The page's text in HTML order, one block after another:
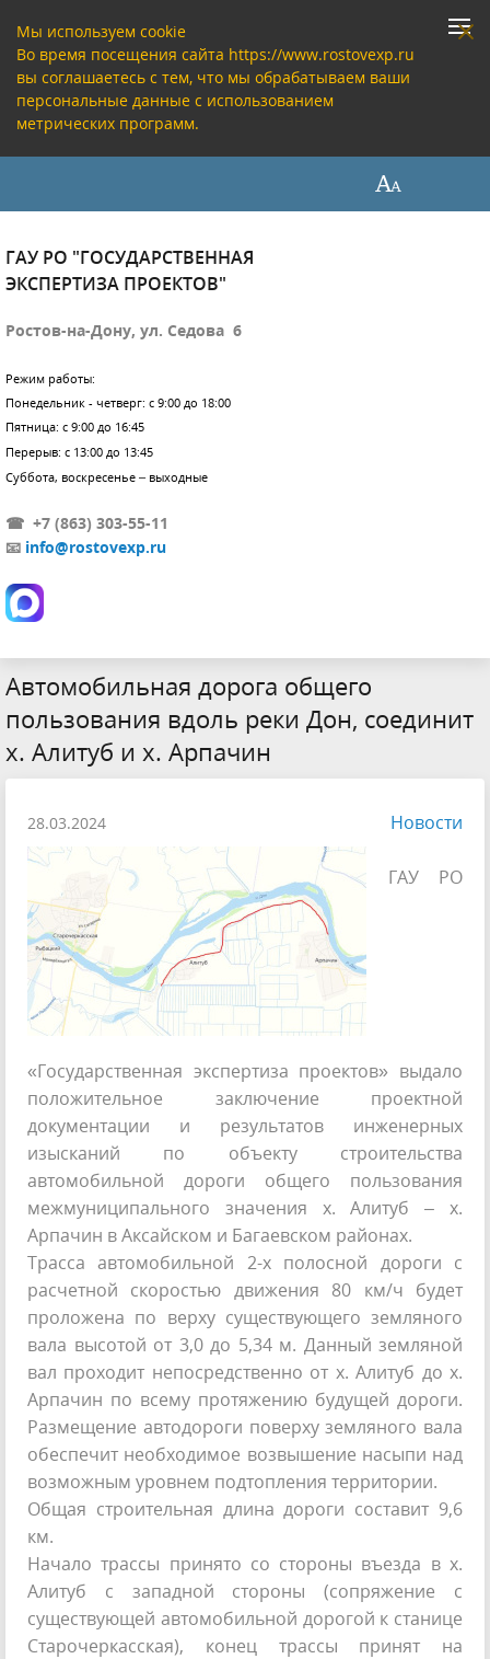
Мы используем cookie
Во время посещения сайта https://www.rostovexp.ru
вы соглашаетесь с тем, что мы обрабатываем ваши
персональные данные с использованием
метрических программ.
ГАУ РО "ГОСУДАРСТВЕННАЯ
ЭКСПЕРТИЗА ПРОЕКТОВ"
Ростов-на-Дону, ул. Седова 6
Режим работы:
Понедельник - четверг: с 9:00 до 18:00
Пятница: с 9:00 до 16:45
Перерыв: с 13:00 до 13:45
Суббота, воскресенье – выходные
☎ +7 (863) 303-55-11
📧 info@rostovexp.ru
Автомобильная дорога общего
пользования вдоль реки Дон, соединит
х. Алитуб и х. Арпачин
28.03.2024 Новости
ГАУ РО
«Государственная экспертиза проектов» выдало
положительное заключение проектной
документации и результатов инженерных
изысканий по объекту строительства
автомобильной дороги общего пользования
межмуниципального значения х. Алитуб – х.
Арпачин в Аксайском и Багаевском районах.
Трасса автомобильной 2-х полосной дороги с
расчетной скоростью движения 80 км/ч будет
проложена по верху существующего земляного
вала высотой от 3,0 до 5,34 м. Данный земляной
вал проходит непосредственно от х. Алитуб до х.
Арпачин по всему протяжению будущей дороги.
Размещение автодороги поверху земляного вала
обеспечит необходимое возвышение насыпи над
возможным уровнем подтопления территории.
Общая строительная длина дороги составит 9,6
км.
Начало трассы принято со стороны въезда в х.
Алитуб с западной стороны (сопряжение с
существующей автомобильной дорогой к станице
Старочеркасская), конец трассы принят на